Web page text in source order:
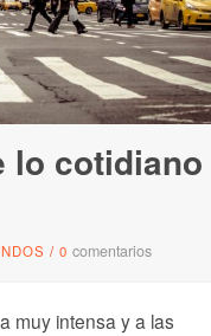
lo cotidiano
/ 0 comentarios
intensa y a las